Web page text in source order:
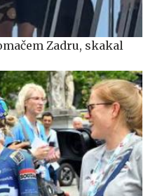
Zadru, skakal